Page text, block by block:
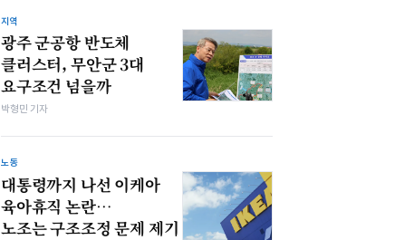
지역
광주 군공항 반도체
클러스터, 무안군 3대
요구조건 넘을까
박형민 기자
노동
대통령까지 나선 이케아
육아휴직 논란…
노조는 구조조정 문제 제기